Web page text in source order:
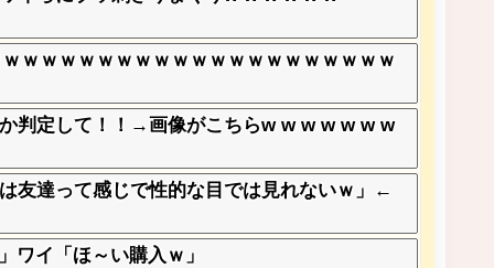
ｗｗｗｗｗｗｗｗｗｗｗｗｗｗｗｗｗｗｗｗ
判定して！！→画像がこちらw w w w w w w
友達って感じで性的な目では見れないｗ」←
ワイ「ほ～い購入ｗ」